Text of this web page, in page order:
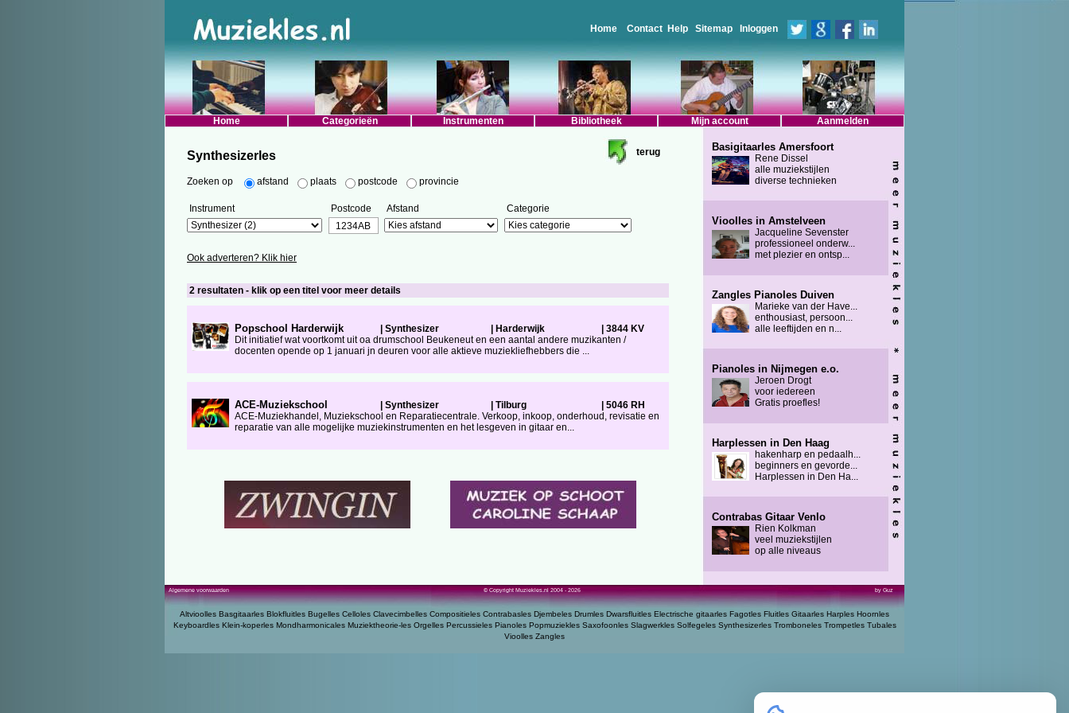
Home Contact Help Sitemap Inloggen
Home Categorieën Instrumenten Bibliotheek Mijn account Aanmelden
Synthesizerles terug
Zoeken op afstand plaats postcode provincie
Instrument Postcode Afstand Categorie
Ook adverteren? Klik hier
2 resultaten - klik op een titel voor meer details
Popschool Harderwijk Synthesizer Harderwijk
3844 KV
Dit initiatief wat voortkomt uit oa drumschool Beukeneut en een aantal andere muzikanten /
docenten opende op 1 januari jn deuren voor alle aktieve muziekliefhebbers die ...
ACE-Muziekschool Synthesizer Tilburg
5046 RH
ACE-Muziekhandel, Muziekschool en Reparatiecentrale. Verkoop, inkoop, onderhoud, revisatie en
reparatie van alle mogelijke muziekinstrumenten en het lesgeven in gitaar en...
Basigitaarles Amersfoort
Rene Dissel
alle muziekstijlen
diverse technieken
Vioolles in Amstelveen
Jacqueline Sevenster
professioneel onderw...
met plezier en ontsp...
Zangles Pianoles Duiven
Marieke van der Have...
enthousiast, persoon...
alle leeftijden en n...
Pianoles in Nijmegen e.o.
Jeroen Drogt
voor iedereen
Gratis proefles!
Harplessen in Den Haag
hakenharp en pedaalh...
beginners en gevorde...
Harplessen in Den Ha...
Contrabas Gitaar Venlo
Rien Kolkman
veel muziekstijlen
op alle niveaus
Algemene voorwaarden © Copyright Muziekles.nl 2004 - 2026 by Guz
Altvioolles Basgitaarles Blokfluitles Bugelles Celloles Clavecimbelles Compositieles Contrabasles Djembeles Drumles Dwarsfluitles Electrische gitaarles Fagotles Fluitles Gitaarles Harples Hoornles
Keyboardles Klein-koperles Mondharmonicales Muziektheorie-les Orgelles Percussieles Pianoles Popmuziekles Saxofoonles Slagwerkles Solfegeles Synthesizerles Tromboneles Trompetles Tubales
Vioolles Zangles